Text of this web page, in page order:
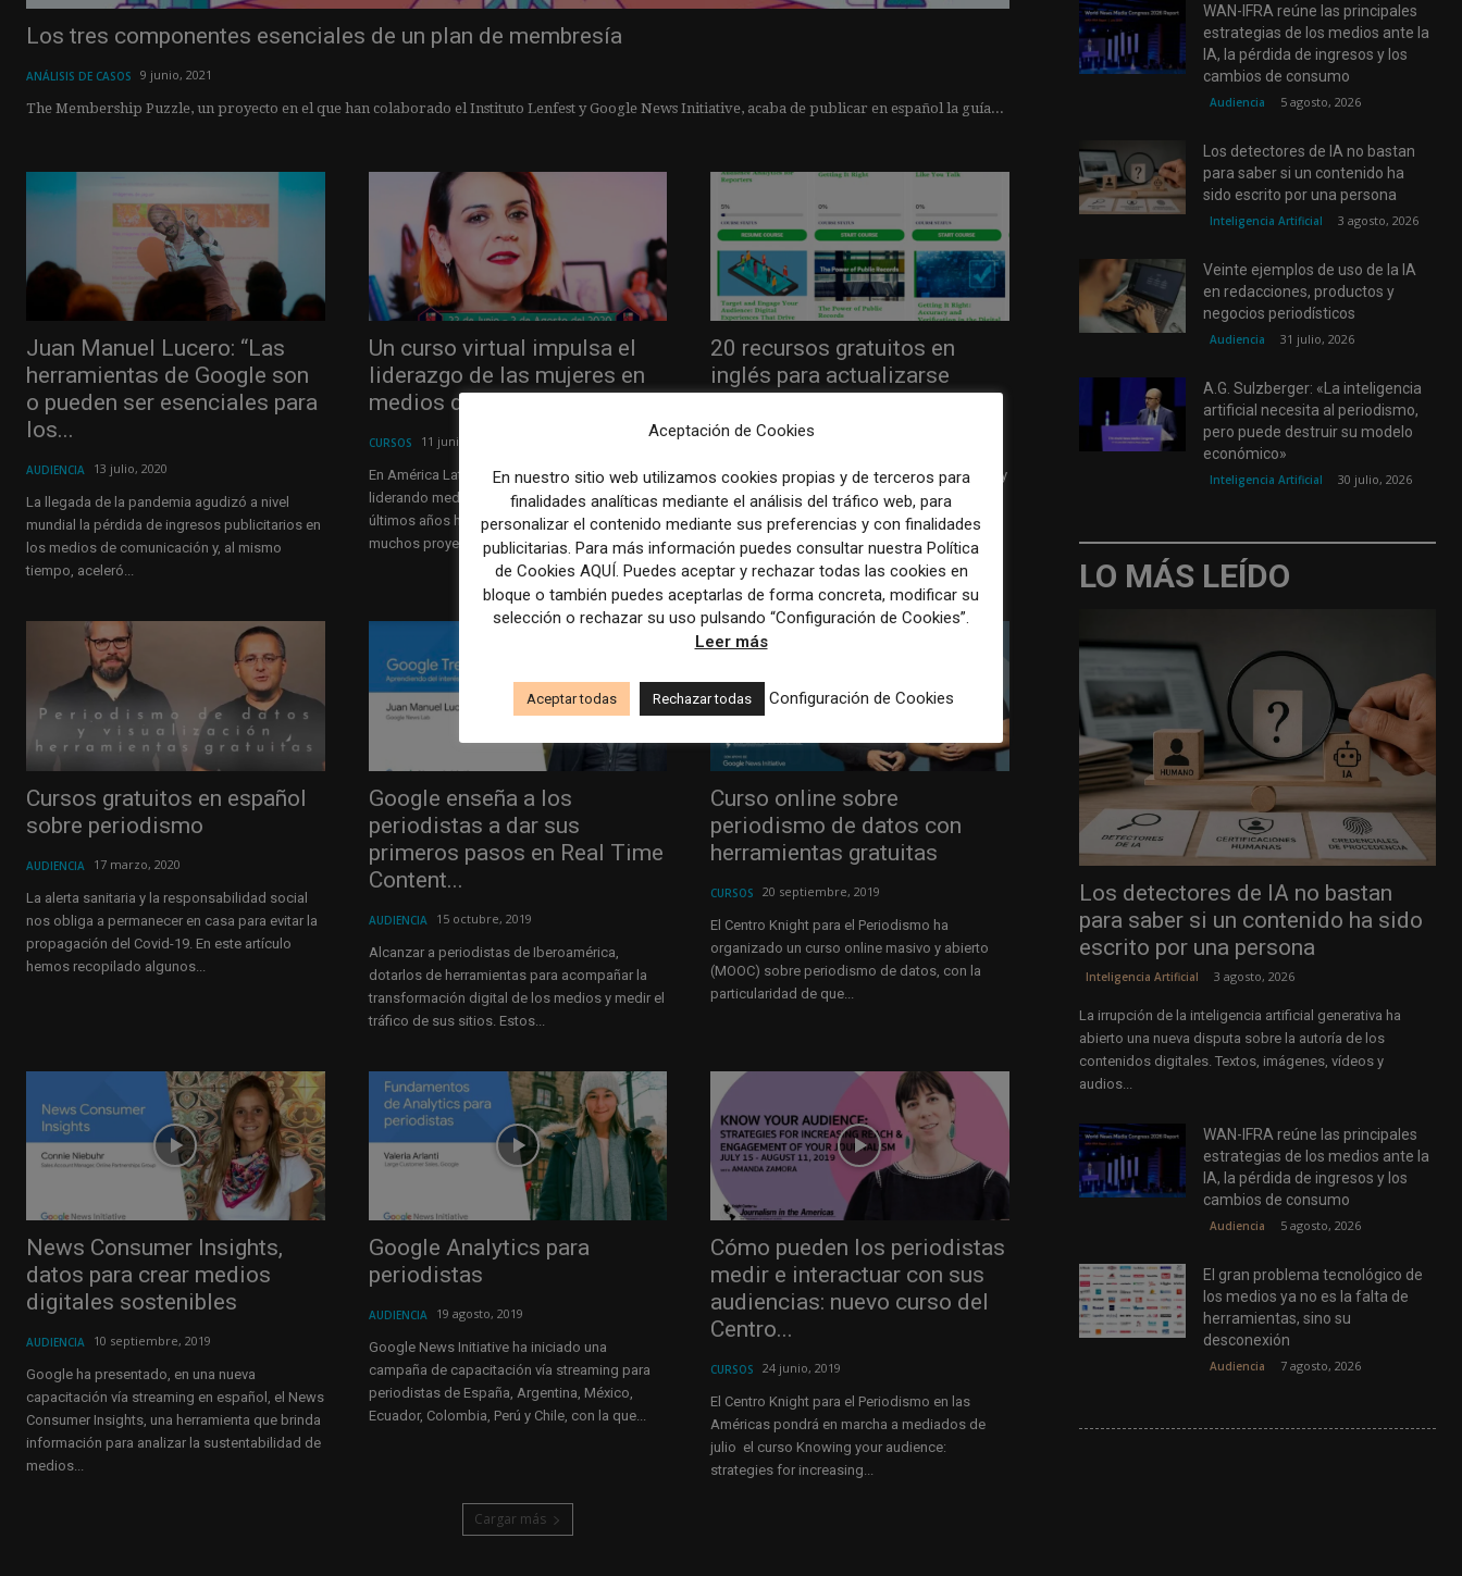
Los tres componentes esenciales de un plan de membresía
ANÁLISIS DE CASOS 9 junio, 2021
The Membership Puzzle, un proyecto en el que han colaborado el Instituto Lenfest y Google News Initiative, acaba de publicar en español la guía...
Juan Manuel Lucero: “Las
herramientas de Google son
o pueden ser esenciales para
los...
AUDIENCIA 13 julio, 2020
La llegada de la pandemia agudizó a nivel
mundial la pérdida de ingresos publicitarios en
los medios de comunicación y, al mismo
tiempo, aceleró...
Un curso virtual impulsa el
liderazgo de las mujeres en
medios de América Latina...
CURSOS 11 junio, 2020
En América Latina todavía faltan más mujeres
liderando medios y redacciones. Si bien en los
últimos años hubo avances, dado que hay
muchos proyectos...
20 recursos gratuitos en
inglés para actualizarse
24 marzo, 2020
Algunos centros de formación de periodistas y
centros educativos o webs educativas en
general han ido abriendo sus contenidos
orientados a periodistas para poder...
Cursos gratuitos en español
sobre periodismo
AUDIENCIA 17 marzo, 2020
La alerta sanitaria y la responsabilidad social
nos obliga a permanecer en casa para evitar la
propagación del Covid-19. En este artículo
hemos recopilado algunos...
Google enseña a los
periodistas a dar sus
primeros pasos en Real Time
Content...
AUDIENCIA 15 octubre, 2019
Alcanzar a periodistas de Iberoamérica,
dotarlos de herramientas para acompañar la
transformación digital de los medios y medir el
tráfico de sus sitios. Estos...
Curso online sobre
periodismo de datos con
herramientas gratuitas
CURSOS 20 septiembre, 2019
El Centro Knight para el Periodismo ha
organizado un curso online masivo y abierto
(MOOC) sobre periodismo de datos, con la
particularidad de que...
News Consumer Insights,
datos para crear medios
digitales sostenibles
AUDIENCIA 10 septiembre, 2019
Google ha presentado, en una nueva
capacitación vía streaming en español, el News
Consumer Insights, una herramienta que brinda
información para analizar la sustentabilidad de
medios...
Google Analytics para
periodistas
AUDIENCIA 19 agosto, 2019
Google News Initiative ha iniciado una
campaña de capacitación vía streaming para
periodistas de España, Argentina, México,
Ecuador, Colombia, Perú y Chile, con la que...
Cómo pueden los periodistas
medir e interactuar con sus
audiencias: nuevo curso del
Centro...
CURSOS 24 junio, 2019
El Centro Knight para el Periodismo en las
Américas pondrá en marcha a mediados de
julio el curso Knowing your audience:
strategies for increasing...
Cargar más
WAN-IFRA reúne las principales
estrategias de los medios ante la
IA, la pérdida de ingresos y los
cambios de consumo
Audiencia 5 agosto, 2026
Los detectores de IA no bastan
para saber si un contenido ha
sido escrito por una persona
Inteligencia Artificial 3 agosto, 2026
Veinte ejemplos de uso de la IA
en redacciones, productos y
negocios periodísticos
Audiencia 31 julio, 2026
A.G. Sulzberger: «La inteligencia
artificial necesita al periodismo,
pero puede destruir su modelo
económico»
Inteligencia Artificial 30 julio, 2026
LO MÁS LEÍDO
Los detectores de IA no bastan
para saber si un contenido ha sido
escrito por una persona
Inteligencia Artificial 3 agosto, 2026
La irrupción de la inteligencia artificial generativa ha
abierto una nueva disputa sobre la autoría de los
contenidos digitales. Textos, imágenes, vídeos y
audios...
WAN-IFRA reúne las principales
estrategias de los medios ante la
IA, la pérdida de ingresos y los
cambios de consumo
Audiencia 5 agosto, 2026
El gran problema tecnológico de
los medios ya no es la falta de
herramientas, sino su
desconexión
Audiencia 7 agosto, 2026
Aceptación de Cookies
En nuestro sitio web utilizamos cookies propias y de terceros para
finalidades analíticas mediante el análisis del tráfico web, para
personalizar el contenido mediante sus preferencias y con finalidades
publicitarias. Para más información puedes consultar nuestra Política
de Cookies AQUÍ. Puedes aceptar y rechazar todas las cookies en
bloque o también puedes aceptarlas de forma concreta, modificar su
selección o rechazar su uso pulsando “Configuración de Cookies”.
Leer más
Aceptar todas Rechazar todas Configuración de Cookies